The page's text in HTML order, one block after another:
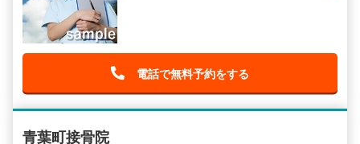
電話で無料予約をする
青葉町接骨院